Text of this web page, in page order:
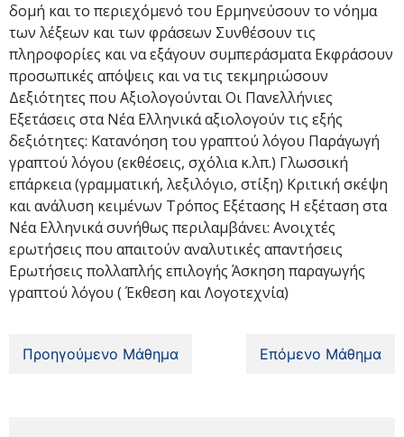
δομή και το περιεχόμενό του Ερμηνεύσουν το νόημα
των λέξεων και των φράσεων Συνθέσουν τις
πληροφορίες και να εξάγουν συμπεράσματα Εκφράσουν
προσωπικές απόψεις και να τις τεκμηριώσουν
Δεξιότητες που Αξιολογούνται Οι Πανελλήνιες
Εξετάσεις στα Νέα Ελληνικά αξιολογούν τις εξής
δεξιότητες: Κατανόηση του γραπτού λόγου Παράγωγή
γραπτού λόγου (εκθέσεις, σχόλια κ.λπ.) Γλωσσική
επάρκεια (γραμματική, λεξιλόγιο, στίξη) Κριτική σκέψη
και ανάλυση κειμένων Τρόπος Εξέτασης Η εξέταση στα
Νέα Ελληνικά συνήθως περιλαμβάνει: Ανοιχτές
ερωτήσεις που απαιτούν αναλυτικές απαντήσεις
Ερωτήσεις πολλαπλής επιλογής Άσκηση παραγωγής
γραπτού λόγου ( Έκθεση και Λογοτεχνία)
Προηγούμενο Μάθημα Επόμενο Μάθημα